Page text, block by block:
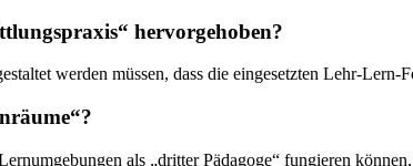
hervorgehoben?
werden müssen, dass die eingesetzten Lehr-
als „dritter Pädagoge“ fungieren